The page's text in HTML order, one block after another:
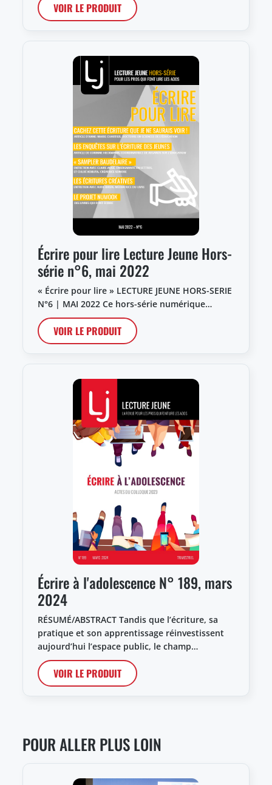
VOIR LE PRODUIT
Écrire pour lire Lecture Jeune Hors-
série n°6, mai 2022
« Écrire pour lire » LECTURE JEUNE HORS-SERIE
N°6 | MAI 2022 Ce hors-série numérique…
VOIR LE PRODUIT
Écrire à l'adolescence N° 189, mars
2024
RÉSUMÉ/ABSTRACT Tandis que l’écriture, sa
pratique et son apprentissage réinvestissent
aujourd’hui l’espace public, le champ…
VOIR LE PRODUIT
POUR ALLER PLUS LOIN